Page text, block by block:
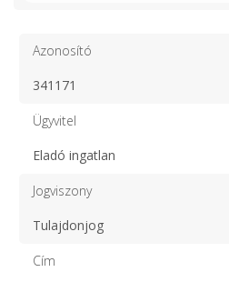
Azonosító
341171
Ügyvitel
Eladó ingatlan
Jogviszony
Tulajdonjog
Cím